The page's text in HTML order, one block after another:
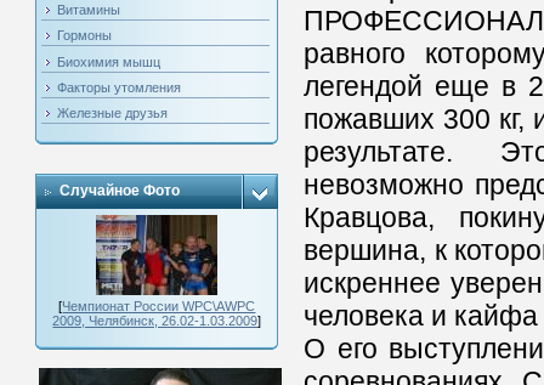
Витамины
Гормоны
Биохимия мышц
Факторы утомления
Железные друзья
Случайное Фото
[Чемпионат России WPC\AWPC
2009, Челябинск, 26.02-1.03.2009]
ПРОФЕССИОНАЛ
равного
легендой еще в
пожавших 300 кг,
результате.
невозможно
Кравцова,
вершина, к
искреннее
человека и
О его